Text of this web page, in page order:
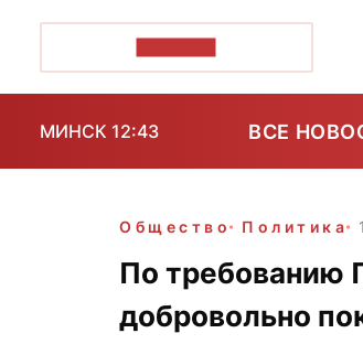
МИНСК 12:43 ВСЕ
Общество Политика
По требованию
добровольно